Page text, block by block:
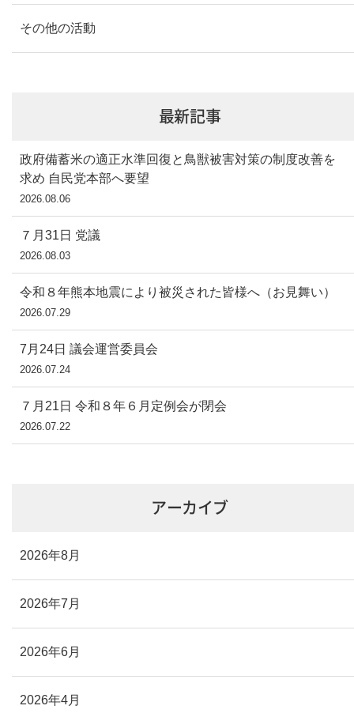
その他の活動
最新記事
政府備蓄米の適正水準回復と鳥獣被害対策の制度改善を
求め 自民党本部へ要望
2026.08.06
７月31日 党議
2026.08.03
令和８年熊本地震により被災された皆様へ（お見舞い）
2026.07.29
7月24日 議会運営委員会
2026.07.24
７月21日 令和８年６月定例会が閉会
2026.07.22
アーカイブ
2026年8月
2026年7月
2026年6月
2026年4月